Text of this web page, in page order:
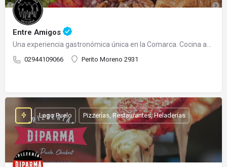
Entre Amigos
02944109066 Perito Moreno 2931
Lago Puelo Pizzerías, Restaurantes, Heladerías